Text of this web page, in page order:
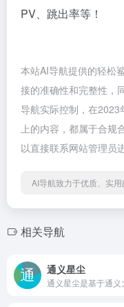
PV、跳出率等！
本站AI导航提供的轻松
接的准确性和完整性，
导航实际控制，在
上的内容，都属于合规
以直接联系网站管理员
AI导航致力于优质、实
相关导航
通义星尘